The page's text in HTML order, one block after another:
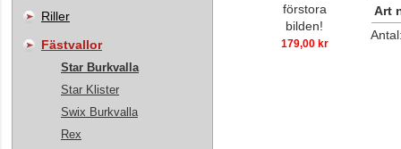
Riller
Fästvallor
Star Burkvalla
Star Klister
Swix Burkvalla
Rex
förstora
bilden!
179,00 kr
Art